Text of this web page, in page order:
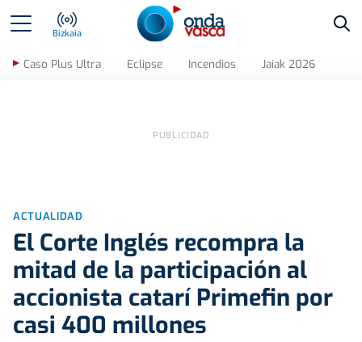
Bizkaia
Caso Plus Ultra Eclipse Incendios Jaiak 2026
ACTUALIDAD
El Corte Inglés recompra la
mitad de la participación al
accionista catarí Primefin por
casi 400 millones